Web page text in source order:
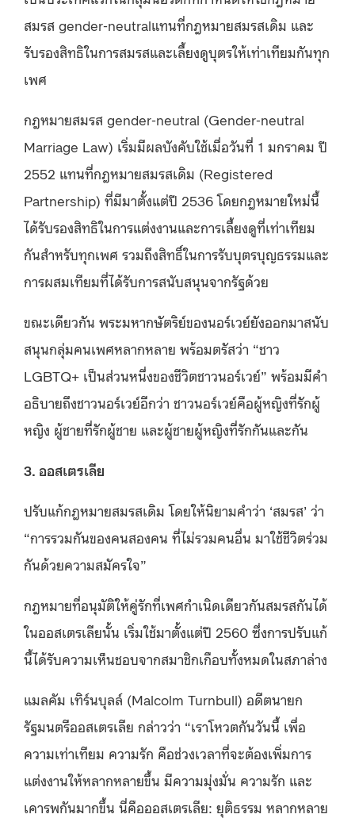
สมรส gender-neutralแทนที่กฎหมายสมรสเดิม และ
รับรองสิทธิในการสมรสและเลี้ยงดูบุตรให้เท่าเทียมกันทุก
เพศ
กฎหมายสมรส gender-neutral (Gender-neutral
Marriage Law) เริ่มมีผลบังคับใช้เมื่อวันที่ 1 มกราคม ปี
2552 แทนที่กฎหมายสมรสเดิม (Registered
Partnership) ที่มีมาตั้งแต่ปี 2536 โดยกฎหมายใหม่นี้
ได้รับรองสิทธิในการแต่งงานและการเลี้ยงดูที่เท่าเทียม
กันสำหรับทุกเพศ รวมถึงสิทธิ์ในการรับบุตรบุญธรรมและ
การผสมเทียมที่ได้รับการสนับสนุนจากรัฐด้วย
ขณะเดียวกัน พระมหากษัตริย์ของนอร์เวย์ยังออกมาสนับ
สนุนกลุ่มคนเพศหลากหลาย พร้อมตรัสว่า “ชาว
LGBTQ+ เป็นส่วนหนึ่งของชีวิตชาวนอร์เวย์” พร้อมมีคำ
อธิบายถึงชาวนอร์เวย์อีกว่า ชาวนอร์เวย์คือผู้หญิงที่รักผู้
หญิง ผู้ชายที่รักผู้ชาย และผู้ชายผู้หญิงที่รักกันและกัน
3. ออสเตรเลีย
ปรับแก้กฎหมายสมรสเดิม โดยให้นิยามคำว่า ‘สมรส’ ว่า
“การรวมกันของคนสองคน ที่ไม่รวมคนอื่น มาใช้ชีวิตร่วม
กันด้วยความสมัครใจ”
กฎหมายที่อนุมัติให้คู่รักที่เพศกำเนิดเดียวกันสมรสกันได้
ในออสเตรเลียนั้น เริ่มใช้มาตั้งแต่ปี 2560 ซึ่งการปรับแก้
นี้ได้รับความเห็นชอบจากสมาชิกเกือบทั้งหมดในสภาล่าง
แมลคัม เทิร์นบุลล์ (Malcolm Turnbull) อดีตนายก
รัฐมนตรีออสเตรเลีย กล่าวว่า “เราโหวตกันวันนี้ เพื่อ
ความเท่าเทียม ความรัก คือช่วงเวลาที่จะต้องเพิ่มการ
แต่งงานให้หลากหลายขึ้น มีความมุ่งมั่น ความรัก และ
เคารพกันมากขึ้น นี่คือออสเตรเลีย: ยุติธรรม หลากหลาย